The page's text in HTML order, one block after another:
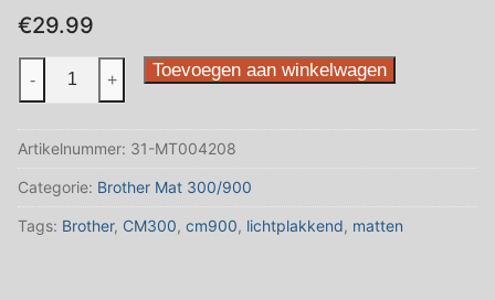
€29.99
plakkende
12"
x
aantal
- + Toevoegen aan winkelwagen
Artikelnummer: 31-MT004208
Categorie: Brother Mat 300/900
Tags: Brother, CM300, cm900, lichtplakkend, matten